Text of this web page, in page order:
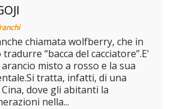
chiamata wolfberry, che in
“bacca del cacciatore”.E'
misto a rosso e la sua
tratta, infatti, di una
dove gli abitanti la
nella...